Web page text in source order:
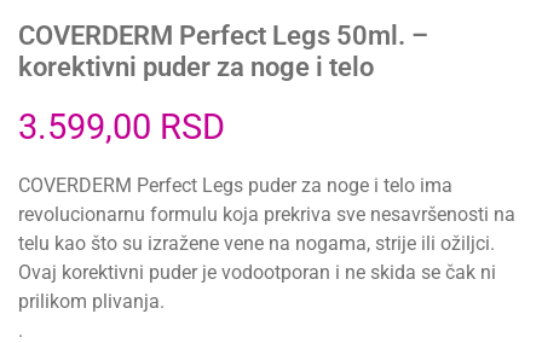
COVERDERM Perfect Legs 50ml. –
korektivni puder za noge i telo
3.599,00 RSD
COVERDERM Perfect Legs puder za noge i telo ima
revolucionarnu formulu koja prekriva sve nesavršenosti na
telu kao što su izražene vene na nogama, strije ili ožiljci.
Ovaj korektivni puder je vodootporan i ne skida se čak ni
prilikom plivanja.
.